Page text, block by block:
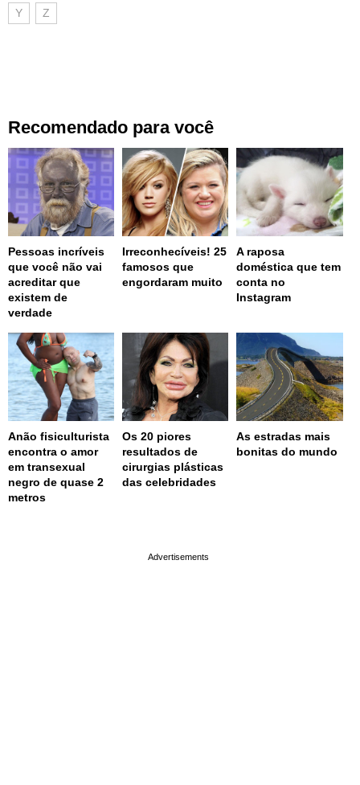
Y Z
Recomendado para você
Pessoas incríveis
que você não vai
acreditar que
existem de
verdade
Irreconhecíveis! 25
famosos que
engordaram muito
A raposa
doméstica que tem
conta no
Instagram
Anão fisiculturista
encontra o amor
em transexual
negro de quase 2
metros
Os 20 piores
resultados de
cirurgias plásticas
das celebridades
As estradas mais
bonitas do mundo